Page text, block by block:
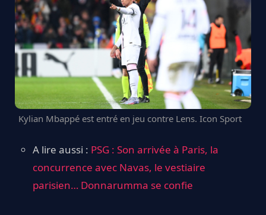
Kylian Mbappé est entré en jeu contre Lens. Icon Sport
A lire aussi : PSG : Son arrivée à Paris, la
concurrence avec Navas, le vestiaire
parisien… Donnarumma se confie